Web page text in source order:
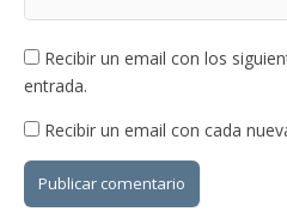
Recibir un email con los
entrada.
Recibir un email con cada